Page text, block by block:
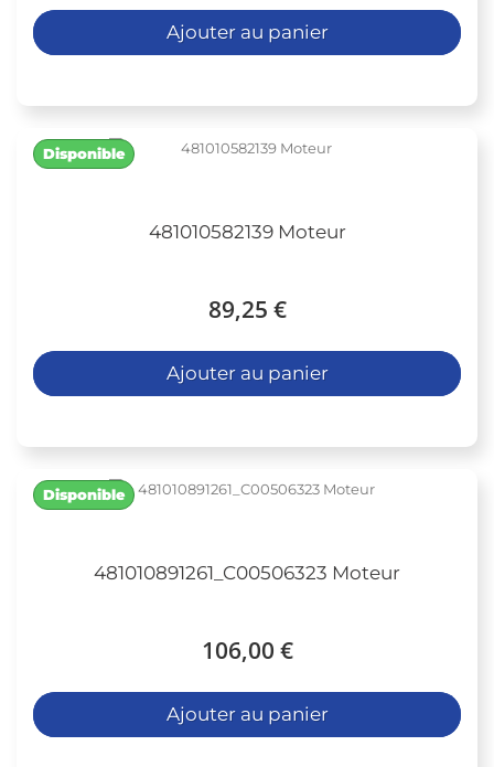
Ajouter au panier
481010582139 Moteur
89,25 €
Disponible
Ajouter au panier
481010891261_C00506323 Moteur
106,00 €
Disponible
Ajouter au panier